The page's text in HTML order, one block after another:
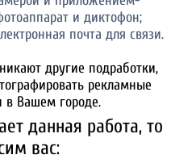
и диктофон;
почта для связи.
другие подработки,
рекламные
в Вашем городе.
данная работа, то
вас: